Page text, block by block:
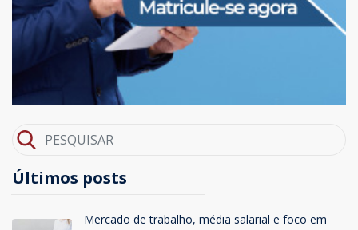
Últimos posts
Mercado de trabalho, média salarial e foco em